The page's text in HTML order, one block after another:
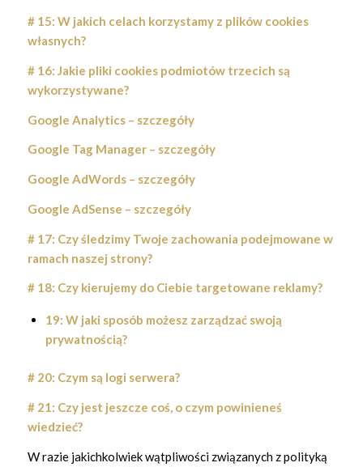
# 15: W jakich celach korzystamy z plików cookies
własnych?
# 16: Jakie pliki cookies podmiotów trzecich są
wykorzystywane?
Google Analytics – szczegóły
Google Tag Manager – szczegóły
Google AdWords – szczegóły
Google AdSense – szczegóły
# 17: Czy śledzimy Twoje zachowania podejmowane w
ramach naszej strony?
# 18: Czy kierujemy do Ciebie targetowane reklamy?
19: W jaki sposób możesz zarządzać swoją
prywatnością?
# 20: Czym są logi serwera?
# 21: Czy jest jeszcze coś, o czym powinieneś
wiedzieć?
W razie jakichkolwiek wątpliwości związanych z polityką